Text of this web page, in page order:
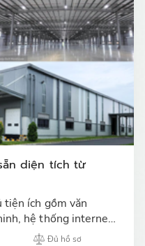
diện tích từ
tiện ích gồm văn
hệ thống internet,
an…
Đủ hồ sơ